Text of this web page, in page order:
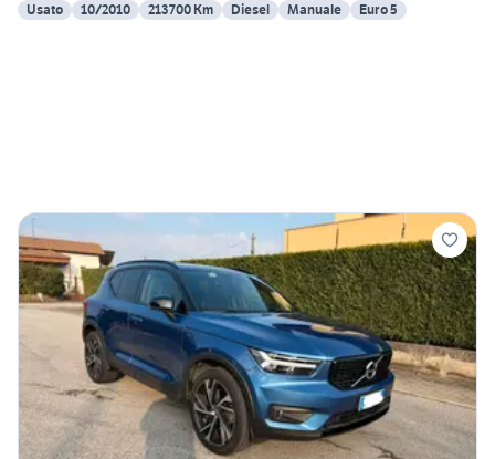
Usato
10/2010 213700 Km Diesel Manuale Euro 5